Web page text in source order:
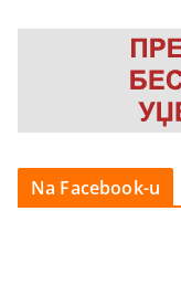
Na Facebook-u